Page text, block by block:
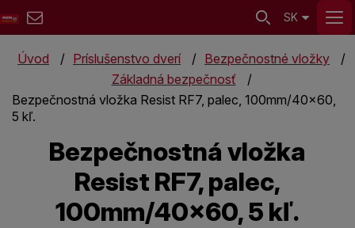
SK
Úvod Príslušenstvo dverí
Bezpečnostné vložky
Základná bezpečnosť
Bezpečnostná vložka Resist RF7, palec, 100mm/40x60,
5 kľ.
Bezpečnostná vložka
Resist RF7, palec,
100mm/40x60, 5 kľ.